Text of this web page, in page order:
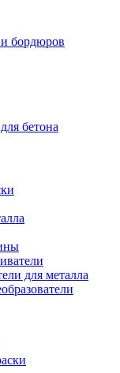
бордюров
бетона
для металла